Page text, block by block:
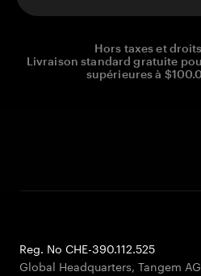
Hors taxes et
Livraison standard gratuite
supérieures à
Reg. No CHE-390.112.525
Global Headquarters, Tangem AG